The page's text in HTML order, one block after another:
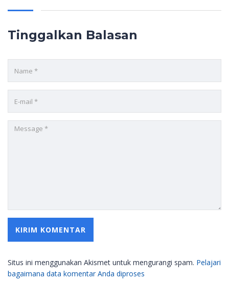
Tinggalkan Balasan
Situs ini menggunakan Akismet untuk mengurangi spam. Pelajari
bagaimana data komentar Anda diproses